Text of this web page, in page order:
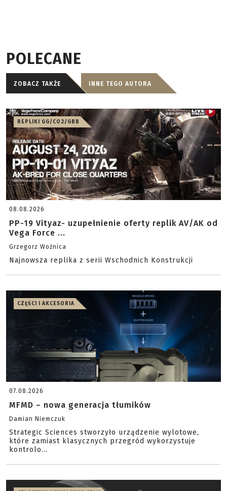
POLECANE
ZOBACZ TAKŻE INNE TEGO AUTORA
REPLIKI GG/CO2/GBB
08.08.2026
PP-19 Vityaz- uzupełnienie oferty replik AV/AK od
Vega Force ...
Grzegorz Woźnica
Najnowsza replika z serii Wschodnich Konstrukcji
CZĘŚCI I AKCESORIA
07.08.2026
MFMD – nowa generacja tłumików
Damian Niemczuk
Strategic Sciences stworzyło urządzenie wylotowe,
które zamiast klasycznych przegród wykorzystuje
kontrolo...